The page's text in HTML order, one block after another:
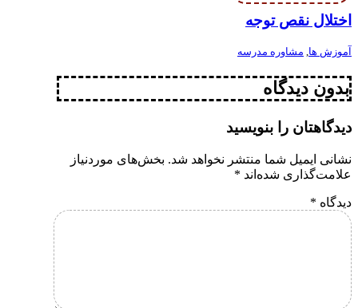
اختلال نقص توجه
آموزش ها, مشاوره مدرسه
بدون دیدگاه
دیدگاهتان را بنویسید
نشانی ایمیل شما منتشر نخواهد شد. بخش‌های موردنیاز
علامت‌گذاری شده‌اند *
دیدگاه *